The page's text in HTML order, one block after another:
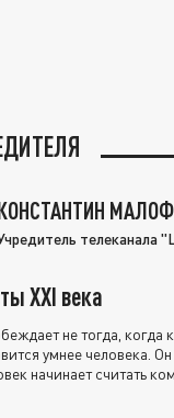
телеканала
XXI века
не тогда, когда
умнее человека.
начинает считать